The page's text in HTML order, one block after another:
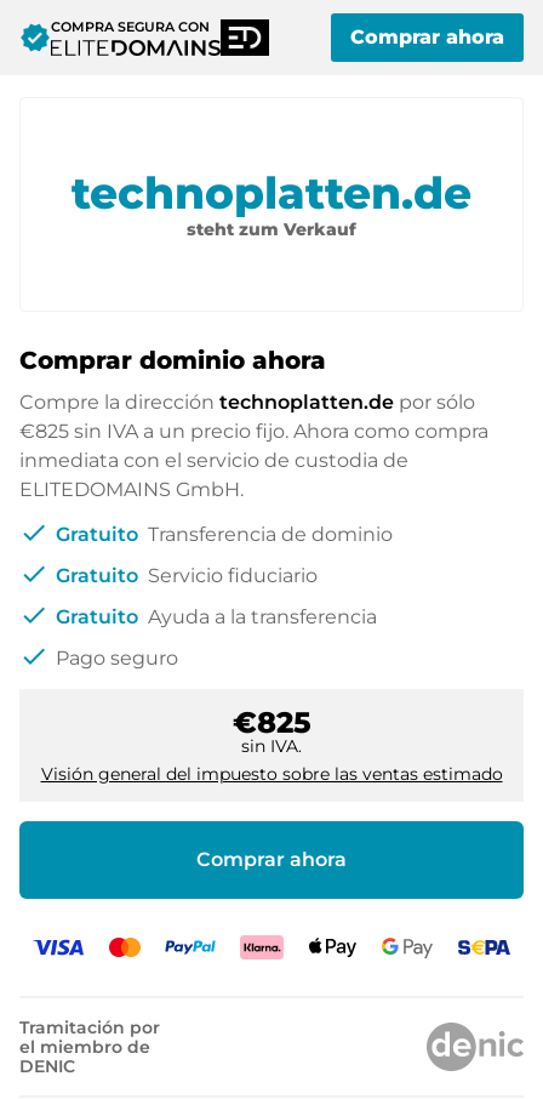
verifiedCOMPRA SEGURA CON Comprar ahora
technoplatten.de
steht zum Verkauf
Comprar dominio ahora
Compre la dirección technoplatten.de por sólo
€825 sin IVA a un precio fijo. Ahora como compra
inmediata con el servicio de custodia de
ELITEDOMAINS GmbH.
check Gratuito Transferencia de dominio
check Gratuito Servicio fiduciario
check Gratuito Ayuda a la transferencia
check Pago seguro
€825
sin IVA.
Visión general del impuesto sobre las ventas estimado
Comprar ahora
Tramitación por
el miembro de
DENIC